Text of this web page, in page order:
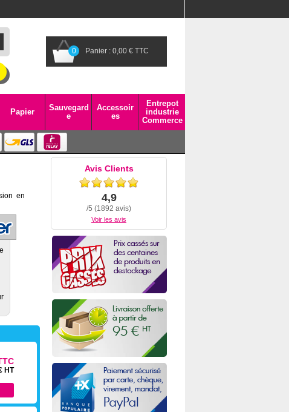
0 Panier : 0,00 € TTC
Papier
Sauvegard
e
Accessoir
es
Entrepot
industrie
Commerce
en
HT
Avis Clients
4,9
/5 (1892 avis)
Voir les avis